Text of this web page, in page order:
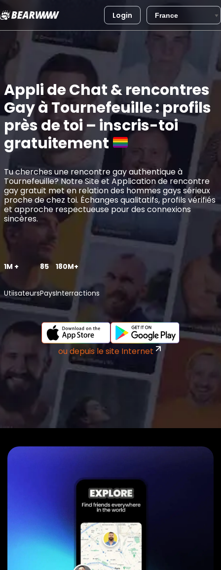
Aller
Login
Appli de Chat & rencontres
Gay à Tournefeuille : profils
près de toi – inscris-toi
gratuitement
Tu cherches une rencontre gay authentique à
Tournefeuille? Notre Site et Application de rencontre
gay gratuit met en relation des hommes gays sérieux
proche de chez toi. Échanges qualitatifs, profils vérifiés
et approche respectueuse pour des connexions
sincères.
1M +
Utiisateurs
85
Pays
180M+
Interractions
ou depuis le site Internet